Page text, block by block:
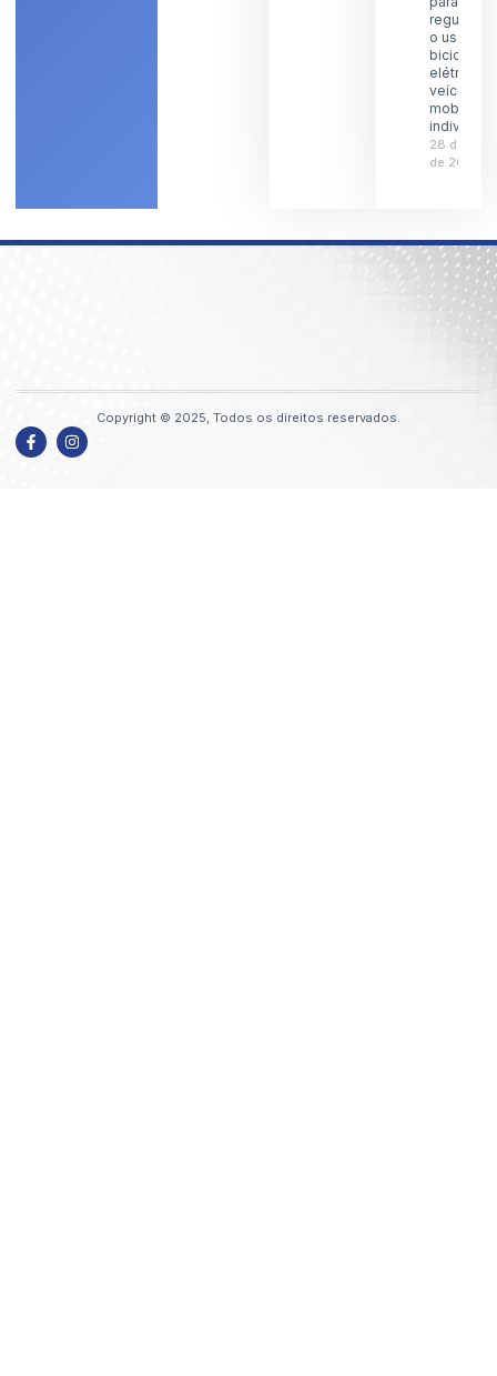
o uso de
bicicletas
elétricas
veículos
individual
28 de
de 2026
Copyright © 2025, Todos os direitos reservados.